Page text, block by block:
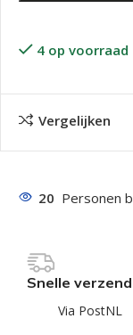
4 op voorraad
Vergelijken
20 Personen
Snelle
Via PostNL